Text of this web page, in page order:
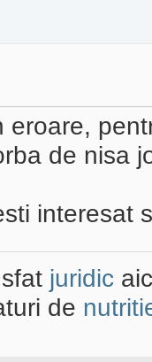
eroare,
de nisa
interesat
juridic
de